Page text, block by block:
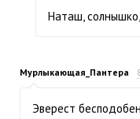
Наташ,
Мурлыкающая_Пантера
Эверест